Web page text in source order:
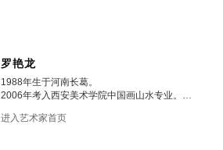
罗艳龙
1988年生于河南长葛。
2006年考入西安美术学院中国画山水专业。
中国画山水专业研究生，导师李才根教授。
进入艺术家首页